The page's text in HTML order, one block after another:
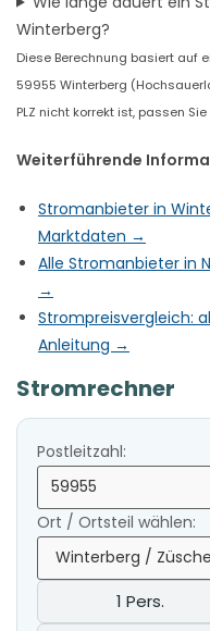
Winterberg?
Diese Berechnung basiert auf
59955 Winterberg
PLZ nicht korrekt ist, passen
Weiterführende
Stromanbieter in
Marktdaten →
Alle Stromanbieter in
→
Strompreisvergleich:
Anleitung →
Stromrechner
Postleitzahl:
Ort / Ortsteil wählen:
1 Pers.